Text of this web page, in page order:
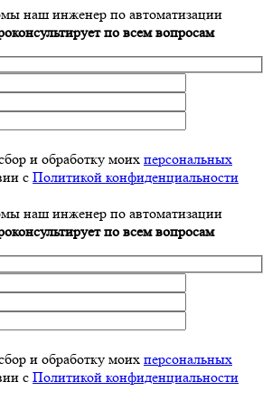
наш инженер по автоматизации
по всем вопросам
и обработку моих персональных
с Политикой конфиденциальности
наш инженер по автоматизации
по всем вопросам
и обработку моих персональных
с Политикой конфиденциальности